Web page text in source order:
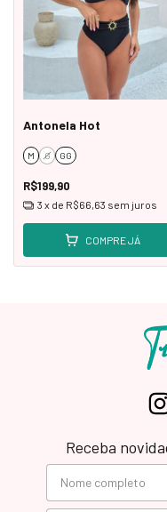
Antonela Hot
M G GG
R$199,90
3 x de R$66,63 sem juros
COMPRE JÁ
Receba